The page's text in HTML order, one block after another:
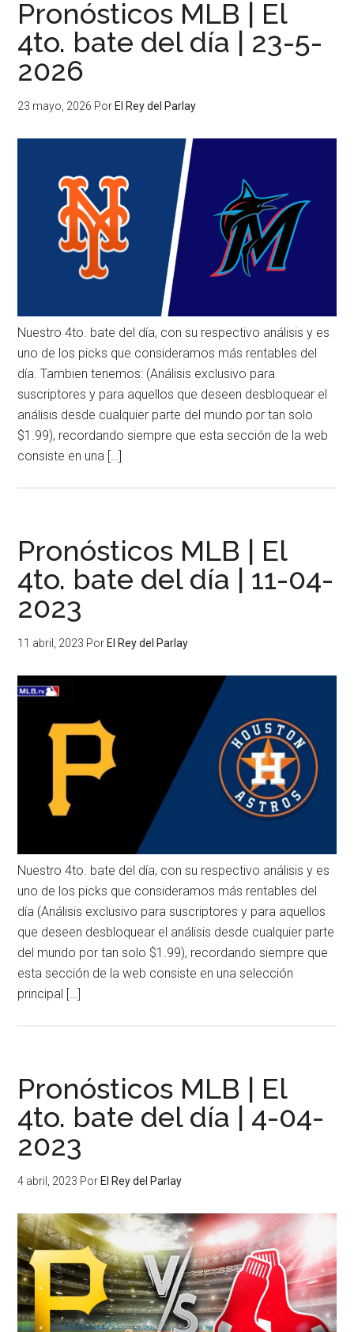
Pronósticos MLB | El
4to. bate del día | 23-5-
2026
23 mayo, 2026 PorEl Rey del Parlay
Nuestro 4to. bate del día, con su respectivo análisis y es
uno de los picks que consideramos más rentables del
día. Tambien tenemos: (Análisis exclusivo para
suscriptores y para aquellos que deseen desbloquear el
análisis desde cualquier parte del mundo por tan solo
$1.99), recordando siempre que esta sección de la web
consiste en una […]
Pronósticos MLB | El
4to. bate del día | 11-04-
2023
11 abril, 2023 Por El Rey del Parlay
Nuestro 4to. bate del día, con su respectivo análisis y es
uno de los picks que consideramos más rentables del
día (Análisis exclusivo para suscriptores y para aquellos
que deseen desbloquear el análisis desde cualquier parte
del mundo por tan solo $1.99), recordando siempre que
esta sección de la web consiste en una selección
principal […]
Pronósticos MLB | El
4to. bate del día | 4-04-
2023
4 abril, 2023 Por El Rey del Parlay